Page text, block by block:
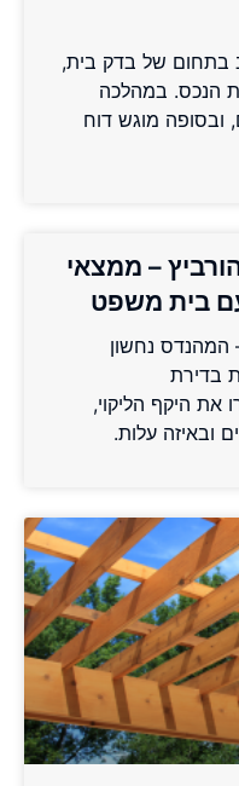
של בדק בית,
במהלכה
מוגש דוח
– ממצאי
משפט
נחשון
הליקוי,
עלות.